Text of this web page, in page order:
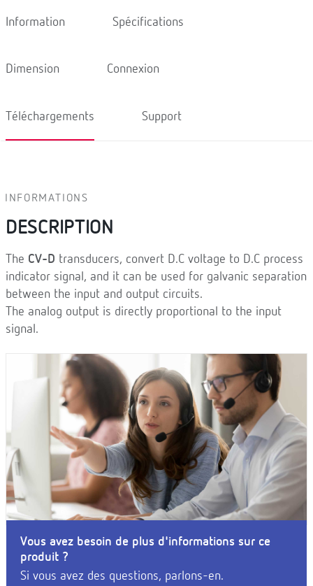
Information Spécifications
Dimension Connexion
Téléchargements Support
INFORMATIONS
DESCRIPTION
The CV-D transducers, convert D.C voltage to D.C process
indicator signal, and it can be used for galvanic separation
between the input and output circuits.
The analog output is directly proportional to the input
signal.
Vous avez besoin de plus d'informations sur ce
produit ?
Si vous avez des questions, parlons-en.